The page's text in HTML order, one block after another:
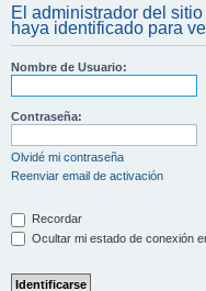
El administrador del
haya identificado para
Nombre de Usuario:
Contraseña:
Olvidé mi contraseña
Reenviar email de activación
Recordar
Ocultar mi estado de conexión